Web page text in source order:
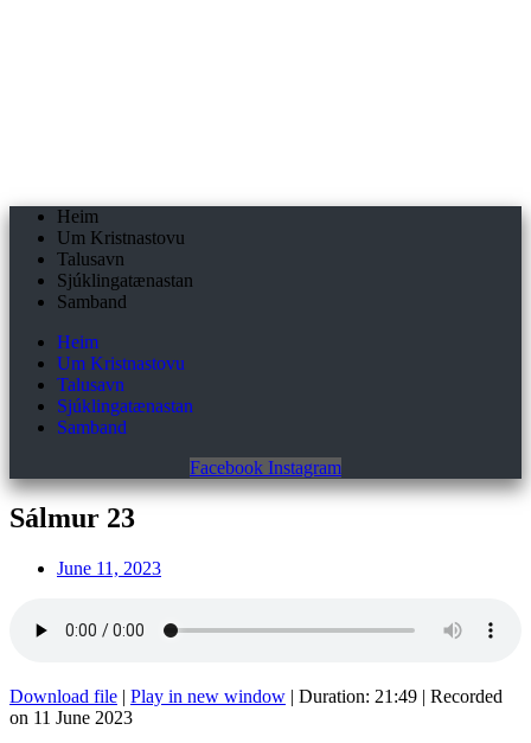
Heim
Um Kristnastovu
Talusavn
Sjúklingatænastan
Samband
Heim
Um Kristnastovu
Talusavn
Sjúklingatænastan
Samband
Facebook Instagram
Sálmur 23
June 11, 2023
Download file | Play in new window | Duration: 21:49 | Recorded
on 11 June 2023